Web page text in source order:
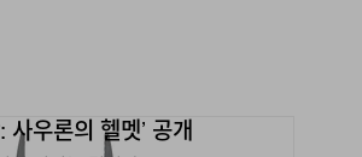
사우론의 헬멧’ 공개